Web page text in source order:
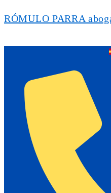
RÓMULO PARRA